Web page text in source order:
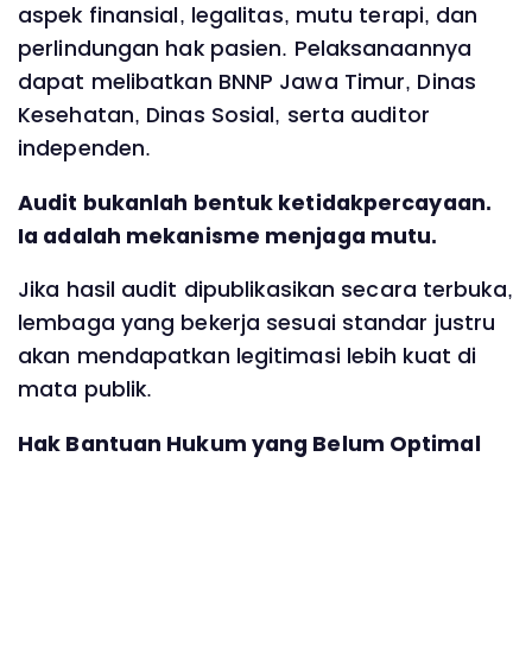
aspek finansial, legalitas, mutu terapi, dan
perlindungan hak pasien. Pelaksanaannya
dapat melibatkan BNNP Jawa Timur, Dinas
Kesehatan, Dinas Sosial, serta auditor
independen.
Audit bukanlah bentuk ketidakpercayaan.
Ia adalah mekanisme menjaga mutu.
Jika hasil audit dipublikasikan secara terbuka,
lembaga yang bekerja sesuai standar justru
akan mendapatkan legitimasi lebih kuat di
mata publik.
Hak Bantuan Hukum yang Belum Optimal